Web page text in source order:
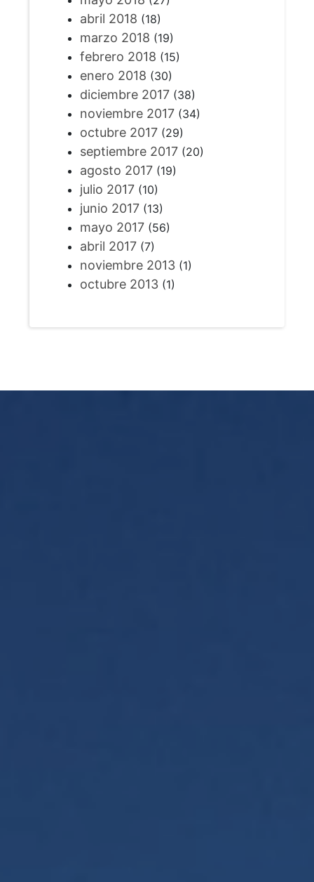
abril 2018 (18)
marzo 2018 (19)
febrero 2018 (15)
enero 2018 (30)
diciembre 2017(38)
noviembre 2017(34)
octubre 2017(29)
septiembre 2017(20)
agosto 2017(19)
julio 2017(10)
junio 2017(13)
mayo 2017(56)
abril 2017(7)
noviembre 2013(1)
octubre 2013(1)